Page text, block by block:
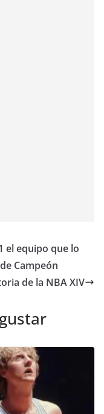
el equipo que lo
Campeón
de la NBA XIV